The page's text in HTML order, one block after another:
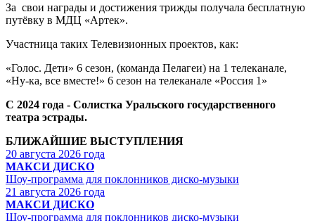
За свои награды и достижения трижды получала бесплатную
путёвку в МДЦ «Артек».
Участница таких Телевизионных проектов, как:
«Голос. Дети» 6 сезон, (команда Пелагеи) на 1 телеканале,
«Ну-ка, все вместе!» 6 сезон на телеканале «Россия 1»
С 2024 года - Солистка Уральского государственного
театра эстрады.
БЛИЖАЙШИЕ ВЫСТУПЛЕНИЯ
20 августа 2026 года
МАКСИ ДИСКО
Шоу-программа для поклонников диско-музыки
21 августа 2026 года
МАКСИ ДИСКО
Шоу-программа для поклонников диско-музыки